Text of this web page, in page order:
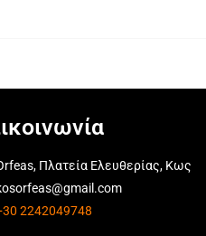
Πλατεία Ελευθερίας, Κως
2242049748